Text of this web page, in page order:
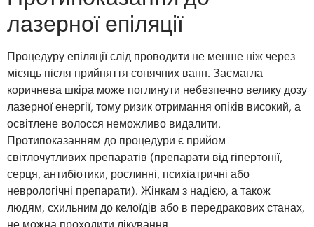
лазерної епіляції
Процедуру епіляції слід проводити не менше ніж через
місяць після прийняття сонячних ванн. Засмагла
коричнева шкіра може поглинути небезпечно велику дозу
лазерної енергії, тому ризик отримання опіків високий, а
освітлене волосся неможливо видалити.
Протипоказанням до процедури є прийом
світлочутливих препаратів (препарати від гіпертонії,
серця, антибіотики, рослинні, психіатричні або
неврологічні препарати). Жінкам з надією, а також
людям, схильним до келоїдів або в передракових станах,